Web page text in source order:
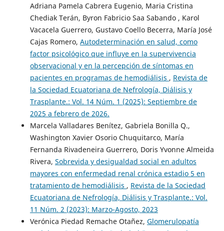
Adriana Pamela Cabrera Eugenio, Maria Cristina
Chediak Terán, Byron Fabricio Saa Sabando , Karol
Vacacela Guerrero, Gustavo Coello Becerra, María José
Cajas Romero, Autodeterminación en salud, como
factor psicológico que influye en la supervivencia
observacional y en la percepción de síntomas en
pacientes en programas de hemodiálisis , Revista de
la Sociedad Ecuatoriana de Nefrología, Diálisis y
Trasplante.: Vol. 14 Núm. 1 (2025): Septiembre de
2025 a febrero de 2026.
Marcela Valladares Benítez, Gabriela Bonilla Q.,
Washington Xavier Osorio Chuquitarco, María
Fernanda Rivadeneira Guerrero, Doris Yvonne Almeida
Rivera, Sobrevida y desigualdad social en adultos
mayores con enfermedad renal crónica estadio 5 en
tratamiento de hemodiálisis , Revista de la Sociedad
Ecuatoriana de Nefrología, Diálisis y Trasplante.: Vol.
11 Núm. 2 (2023): Marzo-Agosto, 2023
Verónica Piedad Remache Otañez, Glomerulopatía